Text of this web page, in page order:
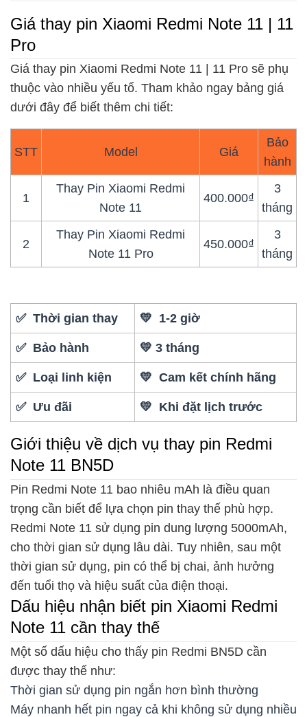
Giá thay pin Xiaomi Redmi Note 11 | 11
Pro
Giá thay pin Xiaomi Redmi Note 11 | 11 Pro sẽ phụ
thuộc vào nhiều yếu tố. Tham khảo ngay bảng giá
dưới đây để biết thêm chi tiết:
STT Model Giá
Bảo
hành
1
Thay Pin Xiaomi Redmi
Note 11
400.000₫
3
tháng
2
Thay Pin Xiaomi Redmi
Note 11 Pro
450.000₫
3
tháng
✅ Thời gian thay 💛 1-2 giờ
✅ Bảo hành 💛 3 tháng
✅ Loại linh kiện 💛 Cam kết chính hãng
✅ Ưu đãi 💛 Khi đặt lịch trước
Giới thiệu về dịch vụ thay pin Redmi
Note 11 BN5D
Pin Redmi Note 11 bao nhiêu mAh là điều quan
trọng cần biết để lựa chọn pin thay thế phù hợp.
Redmi Note 11 sử dụng pin dung lượng 5000mAh,
cho thời gian sử dụng lâu dài. Tuy nhiên, sau một
thời gian sử dụng, pin có thể bị chai, ảnh hưởng
đến tuổi thọ và hiệu suất của điện thoại.
Dấu hiệu nhận biết pin Xiaomi Redmi
Note 11 cần thay thế
Một số dấu hiệu cho thấy pin Redmi BN5D cần
được thay thế như:
Thời gian sử dụng pin ngắn hơn bình thường
Máy nhanh hết pin ngay cả khi không sử dụng nhiều